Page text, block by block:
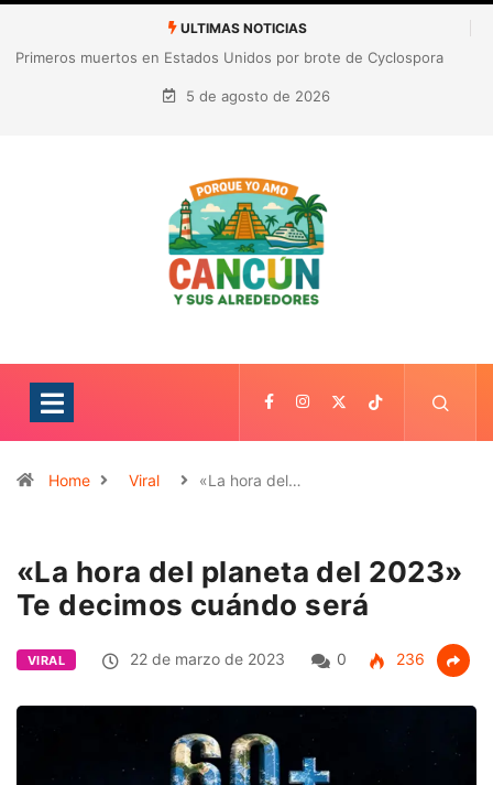
ULTIMAS NOTICIAS
Nuevo golpe a Gianni Infantino: ligas europeas rechazan la
expansión de las competiciones de la FIFA
5 de agosto de 2026
Home Viral «La hora del…
«La hora del planeta del 2023»
Te decimos cuándo será
VIRAL 22 de marzo de 2023 0 236